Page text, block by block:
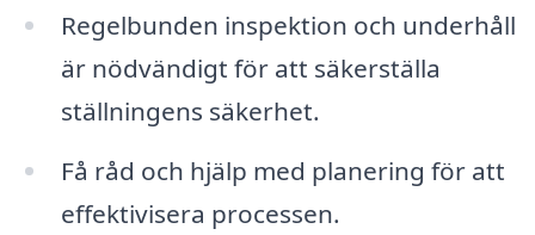
Regelbunden inspektion och underhåll
är nödvändigt för att säkerställa
ställningens säkerhet.
Få råd och hjälp med planering för att
effektivisera processen.